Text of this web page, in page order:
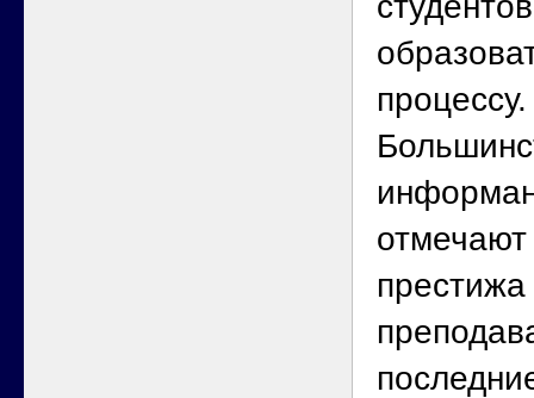
престижа